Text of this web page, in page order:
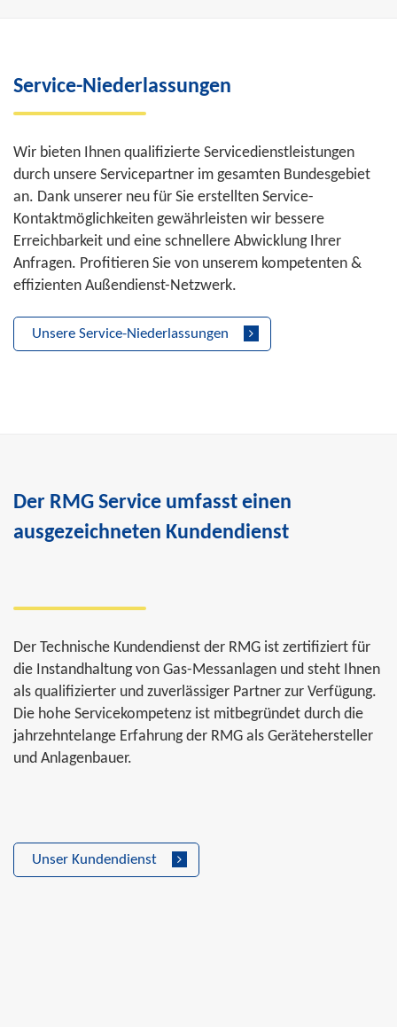
Service-Niederlassungen
Wir bieten Ihnen qualifizierte Servicedienstleistungen
durch unsere Servicepartner im gesamten Bundesgebiet
an. Dank unserer neu für Sie erstellten Service-
Kontaktmöglichkeiten gewährleisten wir bessere
Erreichbarkeit und eine schnellere Abwicklung Ihrer
Anfragen. Profitieren Sie von unserem kompetenten &
effizienten Außendienst-Netzwerk.
Unsere Service-Niederlassungen
Der RMG Service umfasst einen
ausgezeichneten Kundendienst
Der Technische Kundendienst der RMG ist zertifiziert für
die Instandhaltung von Gas-Messanlagen und steht Ihnen
als qualifizierter und zuverlässiger Partner zur Verfügung.
Die hohe Servicekompetenz ist mitbegründet durch die
jahrzehntelange Erfahrung der RMG als Gerätehersteller
und Anlagenbauer.
Unser Kundendienst